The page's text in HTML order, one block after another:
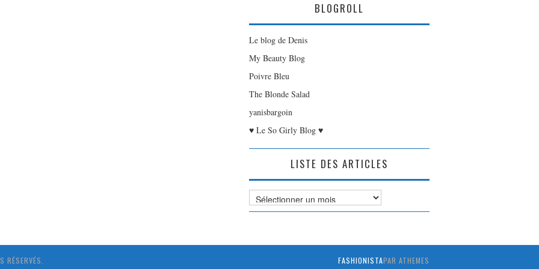
BLOGROLL
Le blog de Denis
My Beauty Blog
Poivre Bleu
The Blonde Salad
yanisbargoin
♥ Le So Girly Blog ♥
LISTE DES ARTICLES
Liste
des
RÉSERVÉS. FASHIONISTAPAR ATHEMES